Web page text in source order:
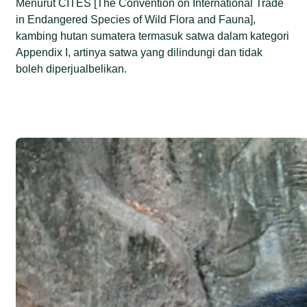
Menurut CITES [The Convention on International Trade
in Endangered Species of Wild Flora and Fauna],
kambing hutan sumatera termasuk satwa dalam kategori
Appendix I, artinya satwa yang dilindungi dan tidak
boleh diperjualbelikan.